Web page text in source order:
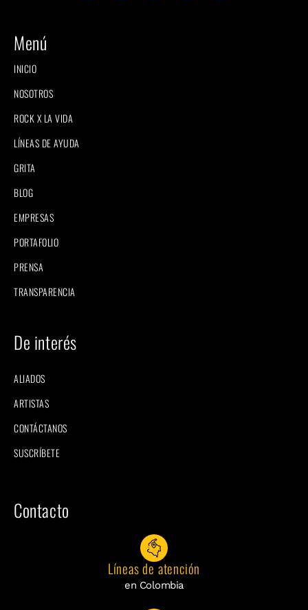
Menú
INICIO
NOSOTROS
ROCK X LA VIDA
LÍNEAS DE AYUDA
GRITA
BLOG
EMPRESAS
PORTAFOLIO
PRENSA
TRANSPARENCIA
De interés
ALIADOS
ARTISTAS
CONTÁCTANOS
SUSCRÍBETE
Contacto
Líneas de atención
en Colombia